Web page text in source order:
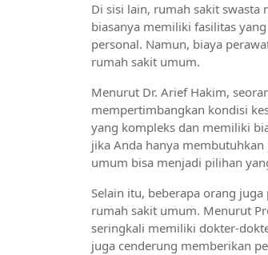
Di sisi lain, rumah sakit swasta
biasanya memiliki fasilitas
personal. Namun, biaya
rumah sakit umum.
Menurut Dr. Arief Hakim,
mempertimbangkan kondisi
yang kompleks dan memiliki
jika Anda hanya
umum bisa menjadi pilihan
Selain itu, beberapa orang
rumah sakit umum. Menurut
seringkali memiliki dokter-
juga cenderung memberikan